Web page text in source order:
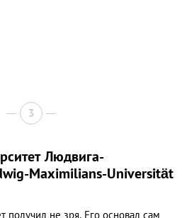
3
Людвига-
Maximilians-Universität
получил не зря. Его основал сам